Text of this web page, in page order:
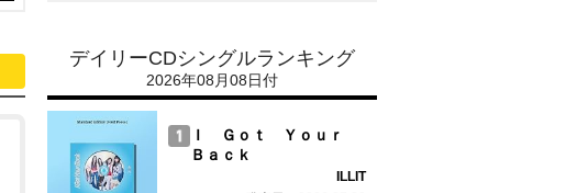
デイリーCDシングルランキング
2026年08月08日付
Ｉ Ｇｏｔ Ｙｏｕｒ
Ｂａｃｋ
ILLIT